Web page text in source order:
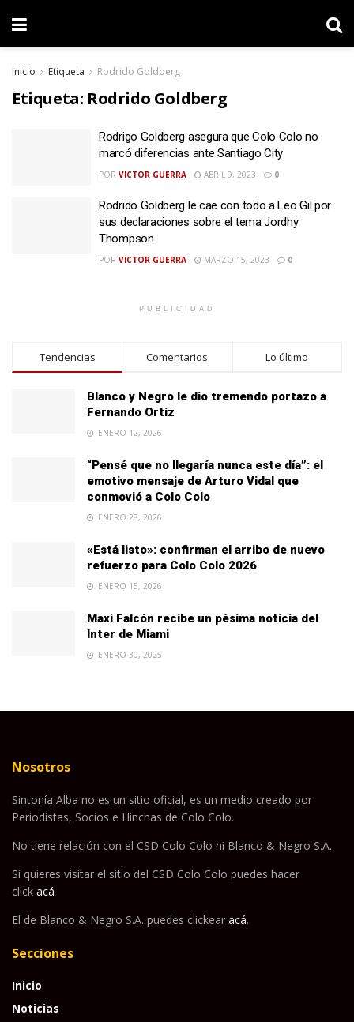
Inicio Etiqueta Rodrido Goldberg
Etiqueta: Rodrido Goldberg
Rodrigo Goldberg asegura que Colo Colo no
marcó diferencias ante Santiago City
POR VICTOR GUERRA ABRIL 9, 2023 0
Rodrido Goldberg le cae con todo a Leo Gil por
sus declaraciones sobre el tema Jordhy
Thompson
POR VICTOR GUERRA MARZO 15, 2023 0
PUBLICIDAD
Tendencias Comentarios Lo último
Blanco y Negro le dio tremendo portazo a
Fernando Ortiz
ENERO 12, 2026
“Pensé que no llegaría nunca este día”: el
emotivo mensaje de Arturo Vidal que
conmovió a Colo Colo
ENERO 28, 2026
«Está listo»: confirman el arribo de nuevo
refuerzo para Colo Colo 2026
ENERO 15, 2026
Maxi Falcón recibe un pésima noticia del
Inter de Miami
ENERO 30, 2025
Nosotros
Sintonía Alba no es un sitio oficial, es un medio creado por
Periodistas, Socios e Hinchas de Colo Colo.
No tiene relación con el CSD Colo Colo ni Blanco & Negro S.A.
Si quieres visitar el sitio del CSD Colo Colo puedes hacer
click acá
El de Blanco & Negro S.A. puedes clickear acá.
Secciones
Inicio
Noticias